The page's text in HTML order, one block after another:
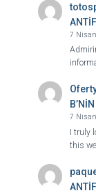
7
7
I truly
this